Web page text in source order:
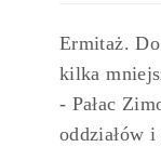
Ermitaż.
kilka
- Pałac
oddziałów